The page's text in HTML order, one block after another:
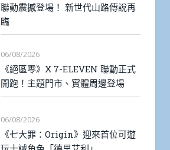
聯動震撼登場！ 新世代山路傳說再
臨
06/08/2026
《絕區零》X 7-ELEVEN 聯動正式
開跑！主題門市、實體周邊登場
06/08/2026
《七大罪：Origin》迎來首位可遊